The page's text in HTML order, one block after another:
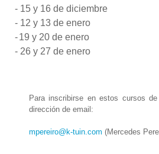
- 15 y 16 de diciembre
- 12 y 13 de enero
-19 y 20 de enero
- 26 y 27 de enero
Para inscribirse en estos cursos
dirección de email:
mpereiro@k-tuin.com (Mercedes